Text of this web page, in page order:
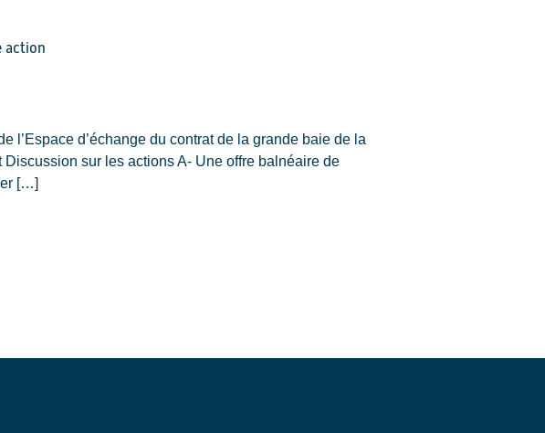
action
l’Espace d’échange du contrat de la grande baie de la
sur les actions A- Une offre balnéaire de
[…]